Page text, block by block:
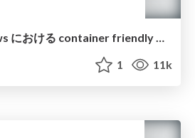
1 11k